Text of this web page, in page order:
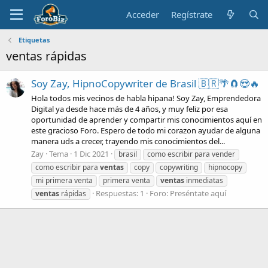
Acceder Regístrate
Etiquetas
ventas rápidas
Soy Zay, HipnoCopywriter de Brasil 🇧🇷🌴🧲😍🔥
Hola todos mis vecinos de habla hipana! Soy Zay, Emprendedora
Digital ya desde hace más de 4 años, y muy feliz por esa
oportunidad de aprender y compartir mis conocimientos aquí en
este gracioso Foro. Espero de todo mi corazon ayudar de alguna
manera uds a crecer, trayendo mis conocimientos del...
Zay Tema 1 Dic 2021 brasil
como escribir para vender
como escribir para ventas copy copywriting
hipnocopy
mi primera venta
primera venta ventas inmediatas
ventas rápidas Respuestas: 1 Foro: Preséntate aquí